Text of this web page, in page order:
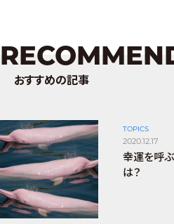
おすすめの記事
TOPICS
2020.12.17
幸運を呼
は？